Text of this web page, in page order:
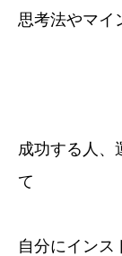
思考法やマイ
成功する人、
て
自分にインス